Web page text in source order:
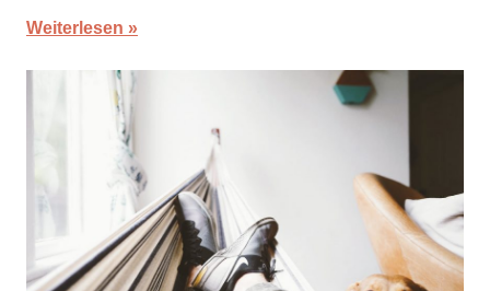
Weiterlesen